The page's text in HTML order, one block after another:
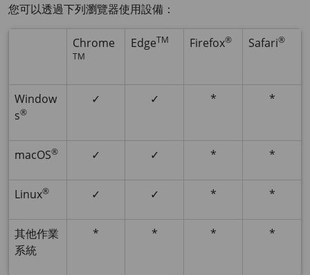
您可以透過下列瀏覽器使用設備：
Chrome
TM
EdgeTM Firefox® Safari®
Window
s®
✓ ✓ * *
macOS® ✓ ✓ * *
Linux® ✓ ✓ * *
其他作業
系統
* * * *